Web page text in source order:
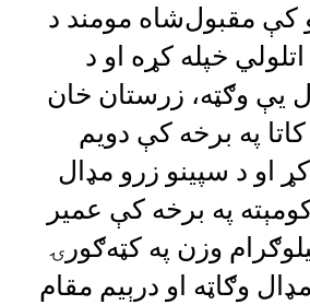
کې مقبول‌شاه مومند د
خپله کړه او د
یې وګټه، زرستان خان
کاتا په برخه کې دویم
او د سپینو زرو مډال
په برخه کې عمیر
د ۶۰ کیلوګرام وزن په کټه‌ګورۍ
وګاټه او درېیم مقام